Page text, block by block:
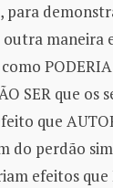
para
outra maneira
SER que os
que
do perdão
efeitos que